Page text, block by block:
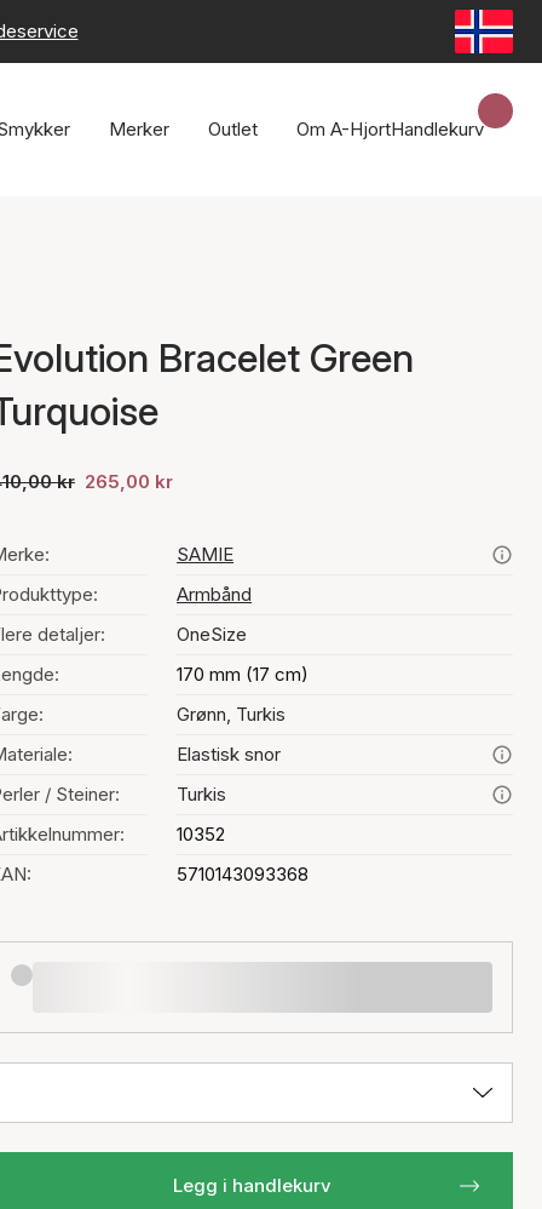
Merker Outlet Om A-HjortHandlekurv
Bracelet Green
kr 265,00 kr
SAMIE
Armbånd
detaljer:
OneSize
170 mm (17 cm)
Grønn, Turkis
Elastisk snor
/ Steiner:
Turkis
10352
5710143093368
Legg i handlekurv